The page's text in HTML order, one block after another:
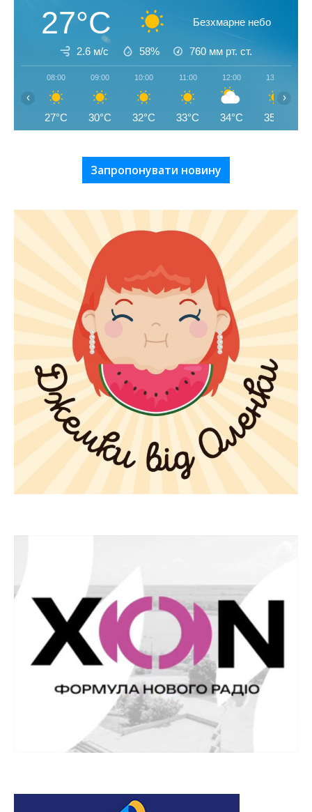
27°C Безхмарне небо
2.6 м/с 58% 760 мм рт. ст.
08:00
27°C
09:00
30°C
10:00
32°C
11:00
33°C
12:00
34°C
13:00
35°C
‹ ›
Запропонувати новину